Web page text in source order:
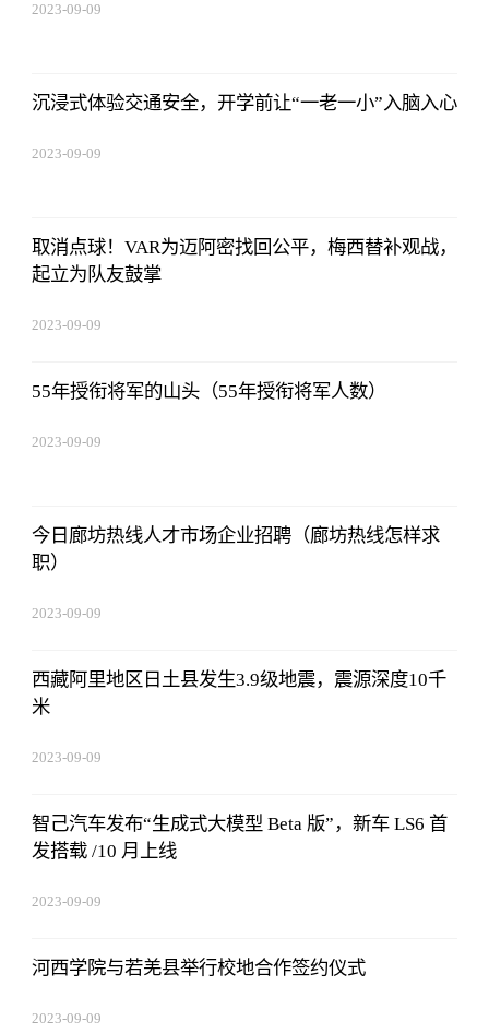
2023-09-09
沉浸式体验交通安全，开学前让“一老一小”入脑入心
2023-09-09
取消点球！VAR为迈阿密找回公平，梅西替补观战，
起立为队友鼓掌
2023-09-09
55年授衔将军的山头（55年授衔将军人数）
2023-09-09
今日廊坊热线人才市场企业招聘（廊坊热线怎样求
职）
2023-09-09
西藏阿里地区日土县发生3.9级地震，震源深度10千
米
2023-09-09
智己汽车发布“生成式大模型 Beta 版”，新车 LS6 首
发搭载 /10 月上线
2023-09-09
河西学院与若羌县举行校地合作签约仪式
2023-09-09